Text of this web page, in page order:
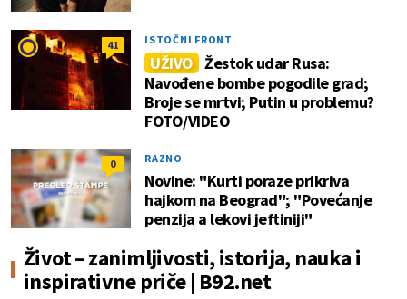
41 ISTOČNI FRONT
UŽIVO Žestok udar Rusa:
Navođene bombe pogodile grad;
Broje se mrtvi; Putin u problemu?
FOTO/VIDEO
0 RAZNO
Novine: "Kurti poraze prikriva
hajkom na Beograd"; "Povećanje
penzija a lekovi jeftiniji"
Život – zanimljivosti, istorija, nauka i
inspirativne priče | B92.net